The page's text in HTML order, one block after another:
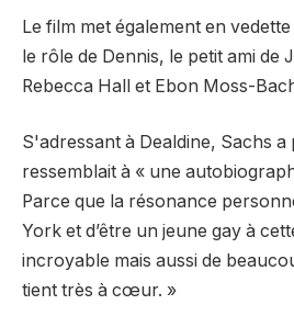
Le film met également en
le rôle de Dennis, le petit ami de
Rebecca Hall et Ebon Moss-
S'adressant à Dealdine, Sachs a
ressemblait à « une
Parce que la résonance
York et d’être un jeune gay à
incroyable mais aussi de
tient très à cœur. »